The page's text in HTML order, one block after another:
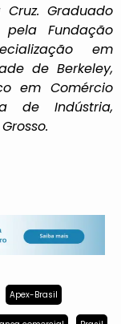
Graduado
Fundação
em
de Berkeley,
em Comércio
de Indústria,
Apex-Brasil